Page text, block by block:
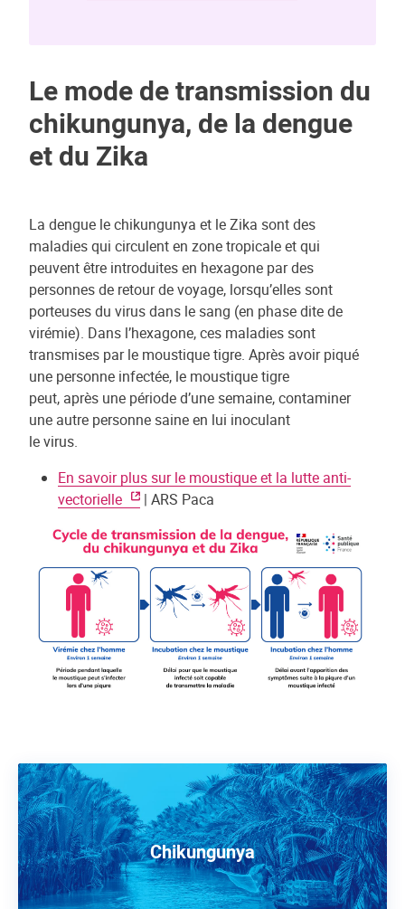
Le mode de transmission du
chikungunya, de la dengue
et du Zika
La dengue le chikungunya et le Zika sont des
maladies qui circulent en zone tropicale et qui
peuvent être introduites en hexagone par des
personnes de retour de voyage, lorsqu’elles sont
porteuses du virus dans le sang (en phase dite de
virémie). Dans l’hexagone, ces maladies sont
transmises par le moustique tigre. Après avoir piqué
une personne infectée, le moustique tigre
peut, après une période d’une semaine, contaminer
une autre personne saine en lui inoculant
le virus.
En savoir plus sur le moustique et la lutte anti-
vectorielle
| ARS Paca
Chikungunya